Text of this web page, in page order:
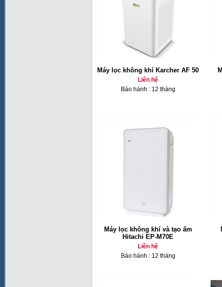
Máy lọc không khí Karcher AF 50
Liên hệ
Bảo hành : 12 tháng
Máy lọc không khí và tạo ẩm
Hitachi EP-M70E
Liên hệ
Bảo hành : 12 tháng